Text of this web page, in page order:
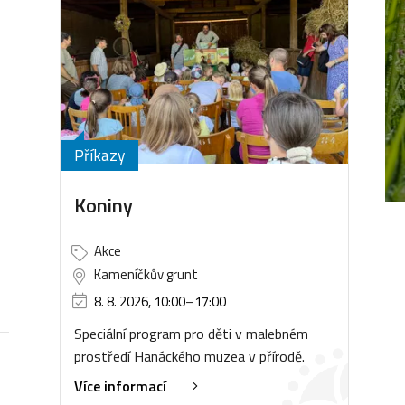
Příkazy
Koniny
Akce
Kameníčkův grunt
8. 8. 2026, 10:00–17:00
Speciální program pro děti v malebném
prostředí Hanáckého muzea v přírodě.
Více informací